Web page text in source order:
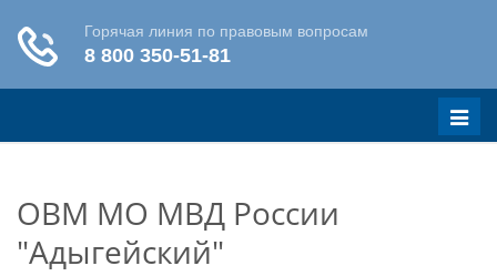
Меню
ОВМ МО МВД России
"Адыгейский"